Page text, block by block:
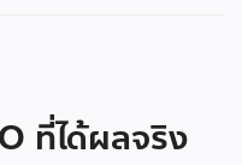
ที่ได้ผลจริง